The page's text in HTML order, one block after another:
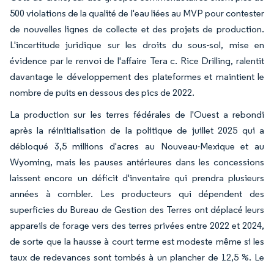
500 violations de la qualité de l'eau liées au MVP pour contester
de nouvelles lignes de collecte et des projets de production.
L'incertitude juridique sur les droits du sous-sol, mise en
évidence par le renvoi de l'affaire Tera c. Rice Drilling, ralentit
davantage le développement des plateformes et maintient le
nombre de puits en dessous des pics de 2022.
La production sur les terres fédérales de l'Ouest a rebondi
après la réinitialisation de la politique de juillet 2025 qui a
débloqué 3,5 millions d'acres au Nouveau-Mexique et au
Wyoming, mais les pauses antérieures dans les concessions
laissent encore un déficit d'inventaire qui prendra plusieurs
années à combler. Les producteurs qui dépendent des
superficies du Bureau de Gestion des Terres ont déplacé leurs
appareils de forage vers des terres privées entre 2022 et 2024,
de sorte que la hausse à court terme est modeste même si les
taux de redevances sont tombés à un plancher de 12,5 %. Le